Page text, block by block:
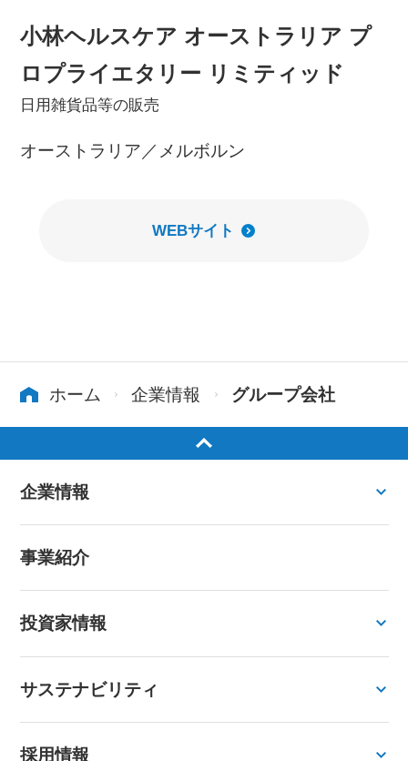
小林ヘルスケア オーストラリア プ
ロプライエタリー リミティッド
日用雑貨品等の販売
オーストラリア／メルボルン
WEBサイト
ホーム 企業情報 グループ会社
企業情報
事業紹介
投資家情報
サステナビリティ
採用情報